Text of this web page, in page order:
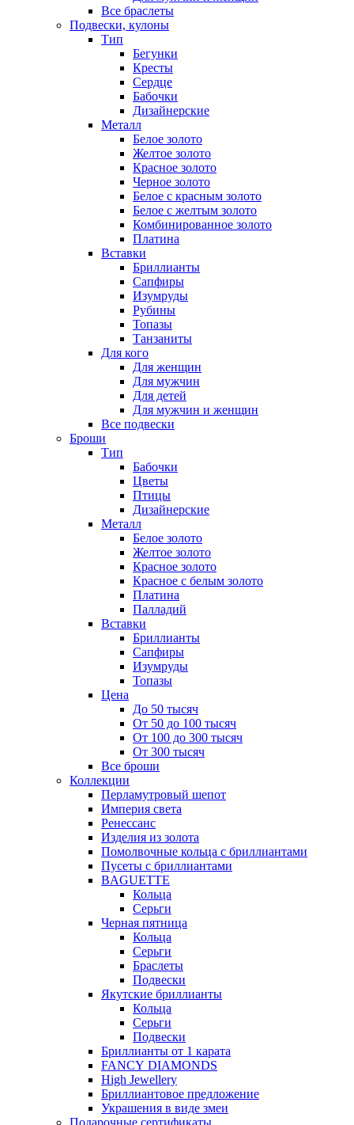
Все браслеты
Подвески, кулоны
Тип
Бегунки
Кресты
Сердце
Бабочки
Дизайнерские
Металл
Белое золото
Желтое золото
Красное золото
Черное золото
Белое с красным золото
Белое с желтым золото
Комбинированное золото
Платина
Вставки
Бриллианты
Сапфиры
Изумруды
Рубины
Топазы
Танзаниты
Для кого
Для женщин
Для мужчин
Для детей
Для мужчин и женщин
Все подвески
Броши
Тип
Бабочки
Цветы
Птицы
Дизайнерские
Металл
Белое золото
Желтое золото
Красное золото
Красное с белым золото
Платина
Палладий
Вставки
Бриллианты
Сапфиры
Изумруды
Топазы
Цена
До 50 тысяч
От 50 до 100 тысяч
От 100 до 300 тысяч
От 300 тысяч
Все броши
Коллекции
Перламутровый шепот
Империя света
Ренессанс
Изделия из золота
Помолвочные кольца с бриллиантами
Пусеты с бриллиантами
BAGUETTE
Кольца
Серьги
Черная пятница
Кольца
Серьги
Браслеты
Подвески
Якутские бриллианты
Кольца
Серьги
Подвески
Бриллианты от 1 карата
FANCY DIAMONDS
High Jewellery
Бриллиантовое предложение
Украшения в виде змеи
Подарочные сертификаты